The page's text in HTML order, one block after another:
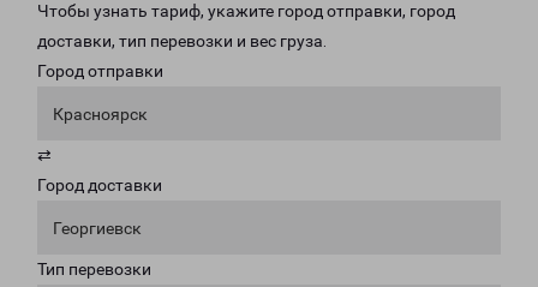
Чтобы узнать тариф, укажите город отправки, город
доставки, тип перевозки и вес груза.
Город отправки
Красноярск
⇄
Город доставки
Георгиевск
Тип перевозки